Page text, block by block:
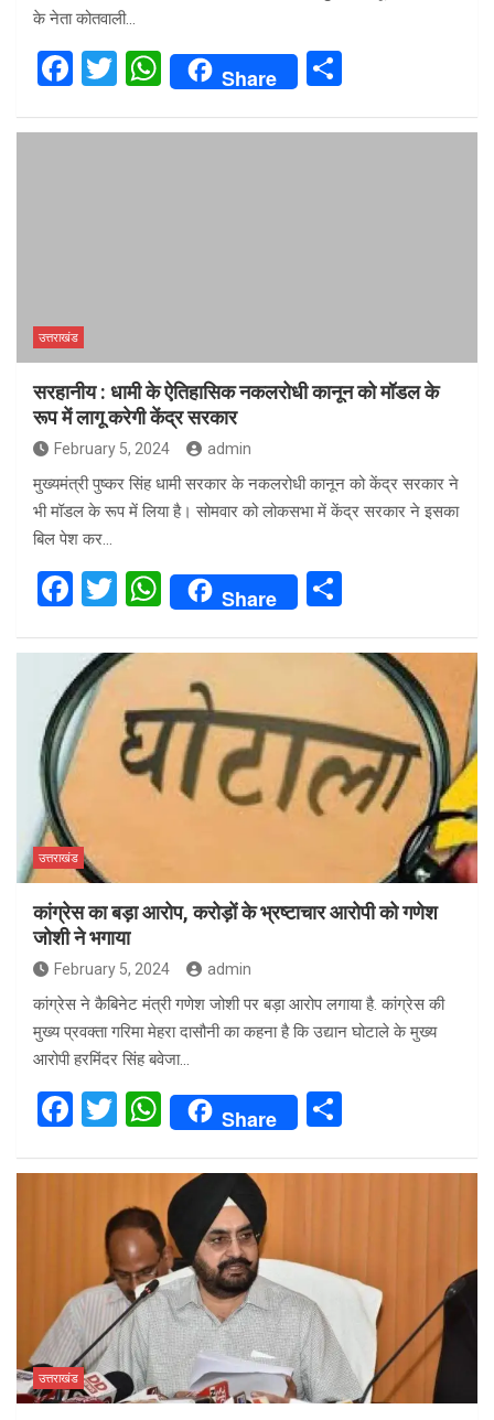
के नेता कोतवाली…
F
ce
T
tt
W
h
at
Share
ar
उत्तराखंड
सरहानीय : धामी के ऐतिहासिक नकलरोधी कानून को मॉडल के
रूप में लागू करेगी केंद्र सरकार
February 5, 2024 admin
मुख्यमंत्री पुष्कर सिंह धामी सरकार के नकलरोधी कानून को केंद्र सरकार ने
भी मॉडल के रूप में लिया है। सोमवार को लोकसभा में केंद्र सरकार ने इसका
बिल पेश कर…
F
ce
b
o
o
T
tt
W
h
at
A
p
p
Share
ar
उत्तराखंड
कांग्रेस का बड़ा आरोप, करोड़ों के भ्रष्टाचार आरोपी को गणेश
जोशी ने भगाया
February 5, 2024 admin
कांग्रेस ने कैबिनेट मंत्री गणेश जोशी पर बड़ा आरोप लगाया है. कांग्रेस की
मुख्य प्रवक्ता गरिमा मेहरा दासौनी का कहना है कि उद्यान घोटाले के मुख्य
आरोपी हरमिंदर सिंह बवेजा…
F
ce
o
k
T
tt
er
W
h
at
s
A
p
p
Share
ar
उत्तराखंड